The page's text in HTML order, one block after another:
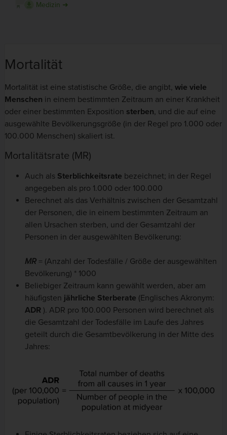
Medizin ➜
Mortalität
Mortalität ist eine statistische Größe, die angibt, wie viele
Menschen in einem bestimmten Zeitraum an einer Krankheit
oder einer bestimmten Exposition sterben, und die auf eine
ausgewählte Bevölkerungsgröße (in der Regel pro 1.000 oder
100.000 Menschen) skaliert ist.
Mortalitätsrate (MR)
Auch als Sterblichkeitsrate bezeichnet; in der Regel
angegeben als pro 1.000 oder 100.000
Berechnet als das Verhältnis zwischen der Gesamtzahl
der Personen, die in einem bestimmten Zeitraum an
allen Ursachen sterben, und der Gesamtzahl der
Personen in der ausgewählten Bevölkerung:
MR = (Anzahl der Todesfälle / Größe der ausgewählten
Bevölkerung) * 1000
Beliebiger Zeitraum kann gewählt werden, aber am
häufigsten jährliche Sterberate (Englisches Akronym:
ADR ). ADR pro 100.000 Personen wird berechnet als
die Gesamtzahl der Todesfälle im Laufe des Jahres
geteilt durch die Gesamtbevölkerung in der Mitte des
Jahres: